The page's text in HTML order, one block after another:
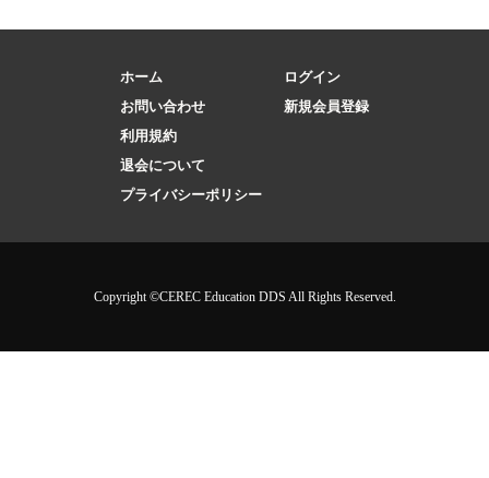
ホーム
お問い合わせ
利用規約
退会について
プライバシーポリシー
ログイン
新規会員登録
Copyright ©CEREC Education DDS All Rights Reserved.